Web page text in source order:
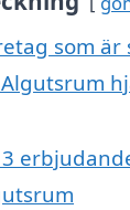
som är